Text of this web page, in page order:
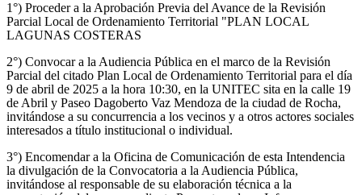
1°) Proceder a la Aprobación Previa del Avance de la Revisión
Parcial Local de Ordenamiento Territorial "PLAN LOCAL
LAGUNAS COSTERAS
2°) Convocar a la Audiencia Pública en el marco de la Revisión
Parcial del citado Plan Local de Ordenamiento Territorial para el día
9 de abril de 2025 a la hora 10:30, en la UNITEC sita en la calle 19
de Abril y Paseo Dagoberto Vaz Mendoza de la ciudad de Rocha,
invitándose a su concurrencia a los vecinos y a otros actores sociales
interesados a título institucional o individual.
3°) Encomendar a la Oficina de Comunicación de esta Intendencia
la divulgación de la Convocatoria a la Audiencia Pública,
invitándose al responsable de su elaboración técnica a la